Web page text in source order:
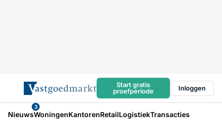
Start gratis
proefperiode
Inloggen
Nieuws
3
WoningenKantorenRetailLogistiekTransacties